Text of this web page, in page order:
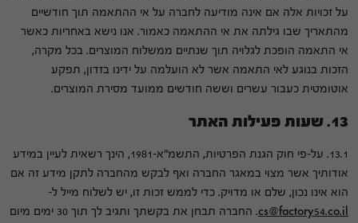
על זכויות אלה אם אינה מודיעה לחברה על אי ההתאמה תוך חודשיים
מהתאריך שבו גילתה את אי ההתאמה כאמור. אנו נישא באחריות כאשר
אי התאמה הופכת לגלויה תוך שנתיים ממשלוח המוצרים. בכל מקרה,
הזכות בנוגע לאי התאמה אשר לא הועלמה על ידינו בזדון, תפקע
אוטומטית כעבור עשרים וששה חודשים ממועד מסירת המוצרים.
13. שעות פעילות האתר
13.1. על-פי חוק הגנת הפרטיות, התשמ"א-1981, הינך רשאית לעיין במידע
אודותיך אשר מצוי במאגר החברה ואף לבקש מהחברה לתקן מידע זה אם
הוא אינו נכון, שלם או מדויק. כדי לממש זכות זו, יש לשלוח מייל ל-
cs@factory54.co.il
. החברה תבחן את בקשתך ותגיב לך תוך 30 ימים מיום